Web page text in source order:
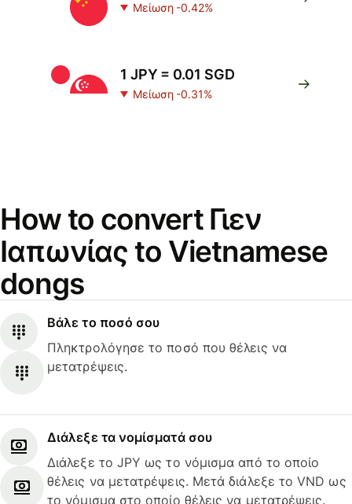
Μείωση -0.42%
1 JPY = 0.01 SGD
Μείωση -0.31%
How to convert Γιεν
Ιαπωνίας to Vietnamese
dongs
Βάλε το ποσό σου
Πληκτρολόγησε το ποσό που θέλεις να
μετατρέψεις.
Διάλεξε τα νομίσματά σου
Διάλεξε το JPY ως το νόμισμα από το οποίο
θέλεις να μετατρέψεις. Μετά διάλεξε το VND ως
το νόμισμα στο οποίο θέλεις να μετατρέψεις.